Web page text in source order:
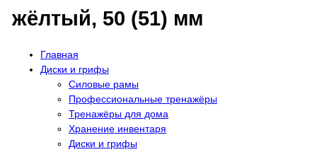
жёлтый, 50 (51) мм
Главная
Диски и грифы
Силовые рамы
Профессиональные тренажёры
Тренажёры для дома
Хранение инвентаря
Диски и грифы